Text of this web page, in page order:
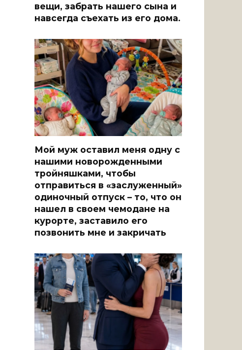
вещи, забрать нашего сына и
навсегда съехать из его дома.
Мой муж оставил меня одну с
нашими новорожденными
тройняшками, чтобы
отправиться в «заслуженный»
одиночный отпуск – то, что он
нашел в своем чемодане на
курорте, заставило его
позвонить мне и закричать